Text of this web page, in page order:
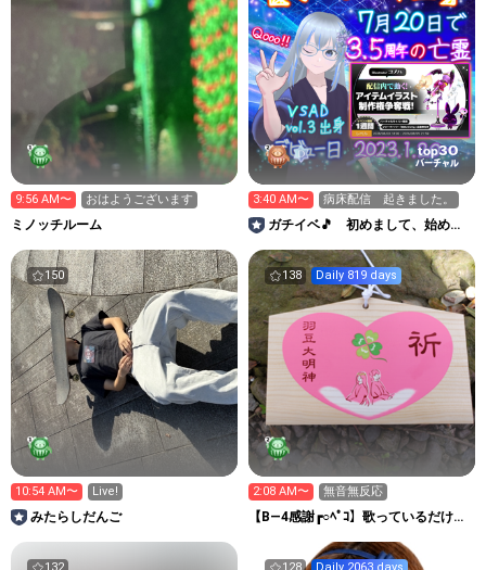
9:56 AM〜 おはようございます
ミノッチルーム
top30
バーチャル
3:40 AM〜 病床配信 起きました。
ガチイベ🎵 初めまして、始めま
150
10:54 AM〜 Live!
みたらしだんご
138 Daily 819 days
2:08 AM〜 無音無反応
【B―4感謝┏○ﾍﾟｺ】歌っているだけの